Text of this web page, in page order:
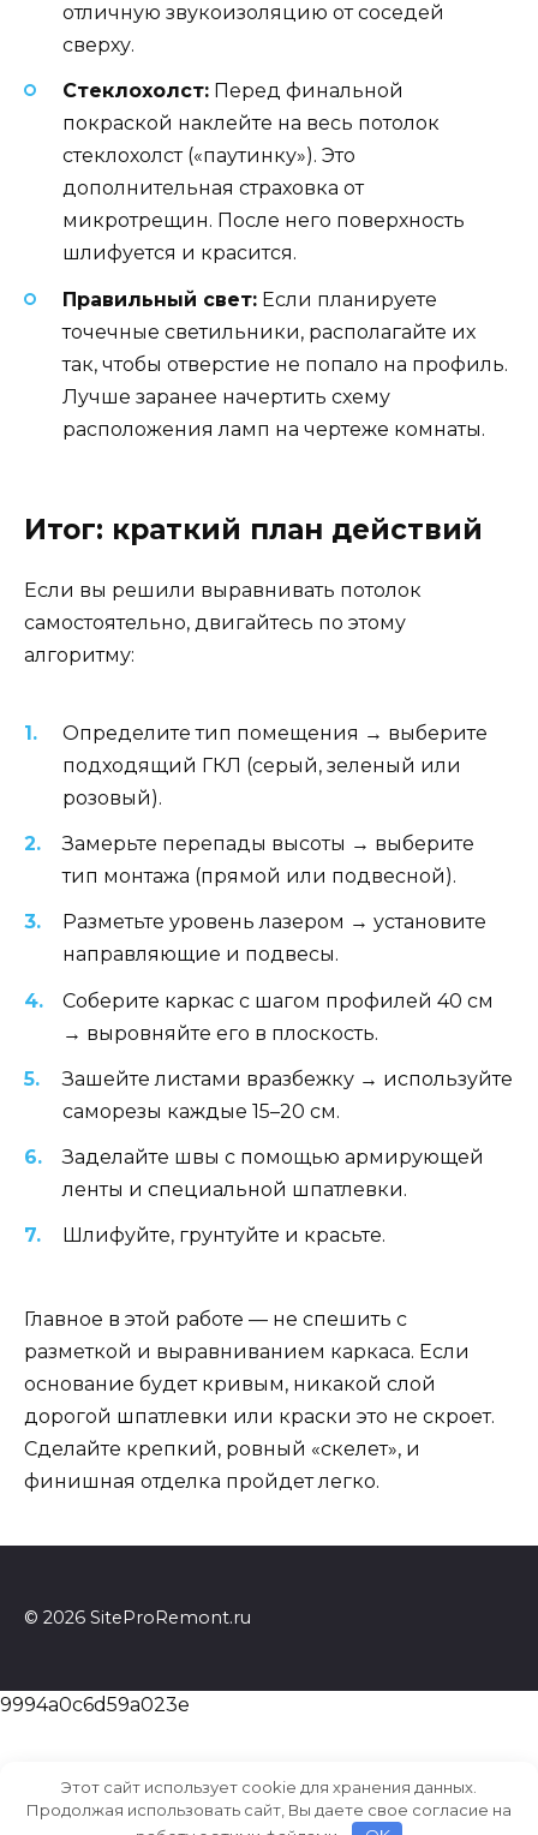
отличную звукоизоляцию от соседей
сверху.
Стеклохолст: Перед финальной
покраской наклейте на весь потолок
стеклохолст («паутинку»). Это
дополнительная страховка от
микротрещин. После него поверхность
шлифуется и красится.
Правильный свет: Если планируете
точечные светильники, располагайте их
так, чтобы отверстие не попало на профиль.
Лучше заранее начертить схему
расположения ламп на чертеже комнаты.
Итог: краткий план действий
Если вы решили выравнивать потолок
самостоятельно, двигайтесь по этому
алгоритму:
Определите тип помещения → выберите
подходящий ГКЛ (серый, зеленый или
розовый).
Замерьте перепады высоты → выберите
тип монтажа (прямой или подвесной).
Разметьте уровень лазером → установите
направляющие и подвесы.
Соберите каркас с шагом профилей 40 см
→ выровняйте его в плоскость.
Зашейте листами вразбежку → используйте
саморезы каждые 15–20 см.
Заделайте швы с помощью армирующей
ленты и специальной шпатлевки.
Шлифуйте, грунтуйте и красьте.
Главное в этой работе — не спешить с
разметкой и выравниванием каркаса. Если
основание будет кривым, никакой слой
дорогой шпатлевки или краски это не скроет.
Сделайте крепкий, ровный «скелет», и
финишная отделка пройдет легко.
© 2026 SiteProRemont.ru
9994a0c6d59a023e
Этот сайт использует cookie для хранения данных.
Продолжая использовать сайт, Вы даете свое согласие на